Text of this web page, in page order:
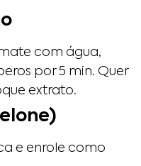
com água,
por 5 min. Quer
extrato.
e enrole como